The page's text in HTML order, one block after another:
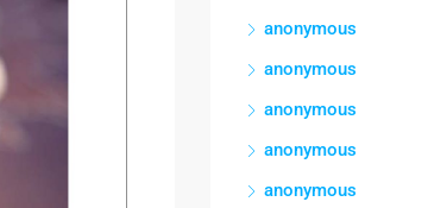
anonymous
anonymous
anonymous
anonymous
anonymous